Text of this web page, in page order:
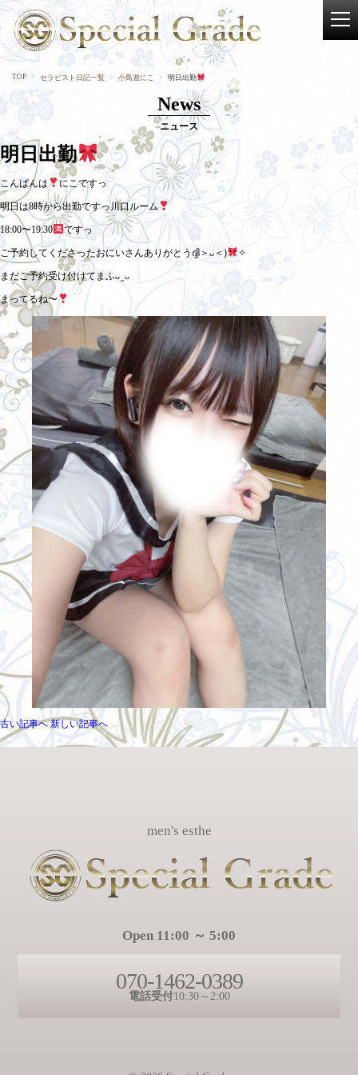
TOP セラピスト日記一覧 小鳥遊にこ 明日出勤
News
ニュース
明日出勤
こんばんは にこですっ
明日は8時から出勤ですっ川口ルーム
18:00〜19:30 ですっ
ご予約してくださったおにいさんありがとうദ്ദി＞ᴗ＜) ✧
まだご予約受け付けてまふᴗ ̫ ᴗ
まってるね〜
古い記事へ 新しい記事へ
men's esthe
Open 11:00 ～ 5:00
070-1462-0389
電話受付10:30～2:00